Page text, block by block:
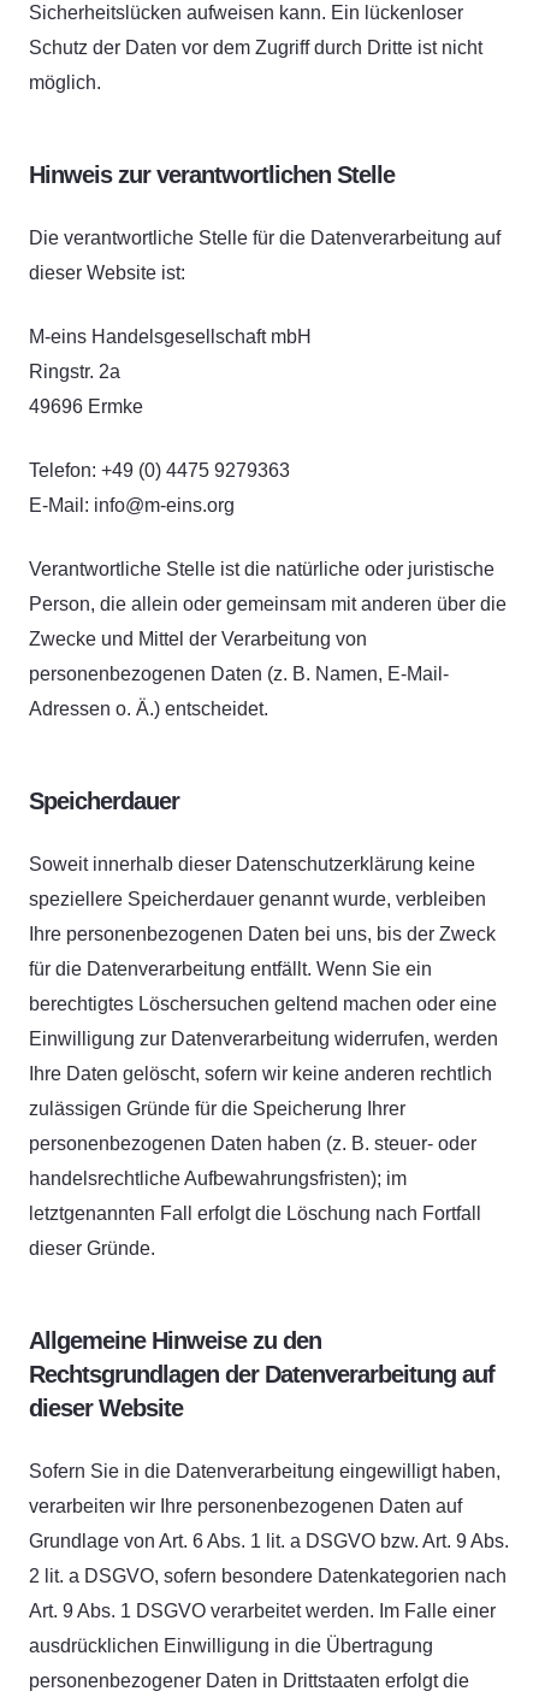
Sicherheitslücken aufweisen kann. Ein lückenloser
Schutz der Daten vor dem Zugriff durch Dritte ist nicht
möglich.
Hinweis zur verantwortlichen Stelle
Die verantwortliche Stelle für die Datenverarbeitung auf
dieser Website ist:
M-eins Handelsgesellschaft mbH
Ringstr. 2a
49696 Ermke
Telefon: +49 (0) 4475 9279363
E-Mail: info@m-eins.org
Verantwortliche Stelle ist die natürliche oder juristische
Person, die allein oder gemeinsam mit anderen über die
Zwecke und Mittel der Verarbeitung von
personenbezogenen Daten (z. B. Namen, E-Mail-
Adressen o. Ä.) entscheidet.
Speicherdauer
Soweit innerhalb dieser Datenschutzerklärung keine
speziellere Speicherdauer genannt wurde, verbleiben
Ihre personenbezogenen Daten bei uns, bis der Zweck
für die Datenverarbeitung entfällt. Wenn Sie ein
berechtigtes Löschersuchen geltend machen oder eine
Einwilligung zur Datenverarbeitung widerrufen, werden
Ihre Daten gelöscht, sofern wir keine anderen rechtlich
zulässigen Gründe für die Speicherung Ihrer
personenbezogenen Daten haben (z. B. steuer- oder
handelsrechtliche Aufbewahrungsfristen); im
letztgenannten Fall erfolgt die Löschung nach Fortfall
dieser Gründe.
Allgemeine Hinweise zu den
Rechtsgrundlagen der Datenverarbeitung auf
dieser Website
Sofern Sie in die Datenverarbeitung eingewilligt haben,
verarbeiten wir Ihre personenbezogenen Daten auf
Grundlage von Art. 6 Abs. 1 lit. a DSGVO bzw. Art. 9 Abs.
2 lit. a DSGVO, sofern besondere Datenkategorien nach
Art. 9 Abs. 1 DSGVO verarbeitet werden. Im Falle einer
ausdrücklichen Einwilligung in die Übertragung
personenbezogener Daten in Drittstaaten erfolgt die